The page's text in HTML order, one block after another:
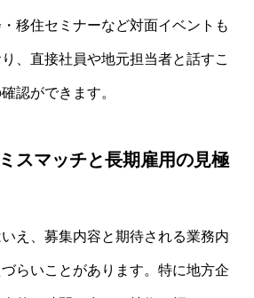
移住セミナーなど対面イベントも
、直接社員や地元担当者と話すこ
認ができます。
スマッチと長期雇用の見極
え、募集内容と期待される業務内
らいことがあります。特に地方企